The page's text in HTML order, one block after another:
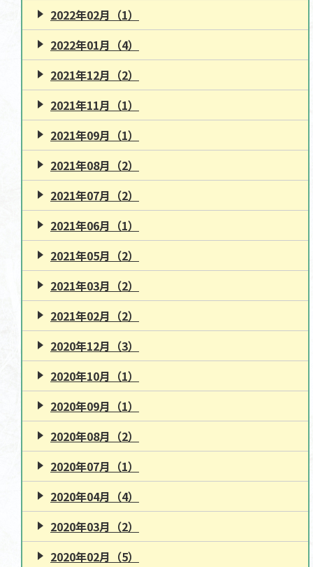
2022年02月（1）
2022年01月（4）
2021年12月（2）
2021年11月（1）
2021年09月（1）
2021年08月（2）
2021年07月（2）
2021年06月（1）
2021年05月（2）
2021年03月（2）
2021年02月（2）
2020年12月（3）
2020年10月（1）
2020年09月（1）
2020年08月（2）
2020年07月（1）
2020年04月（4）
2020年03月（2）
2020年02月（5）